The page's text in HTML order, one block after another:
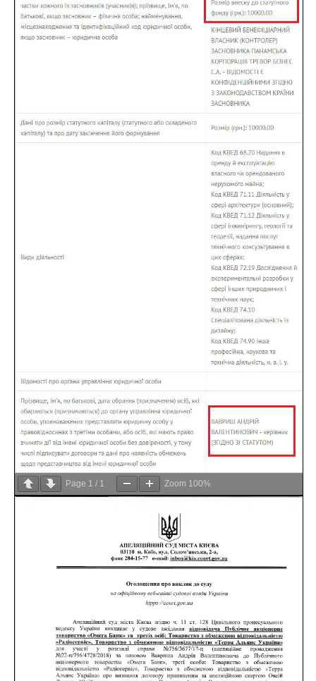
Page 1 / 1 Zoom 100%